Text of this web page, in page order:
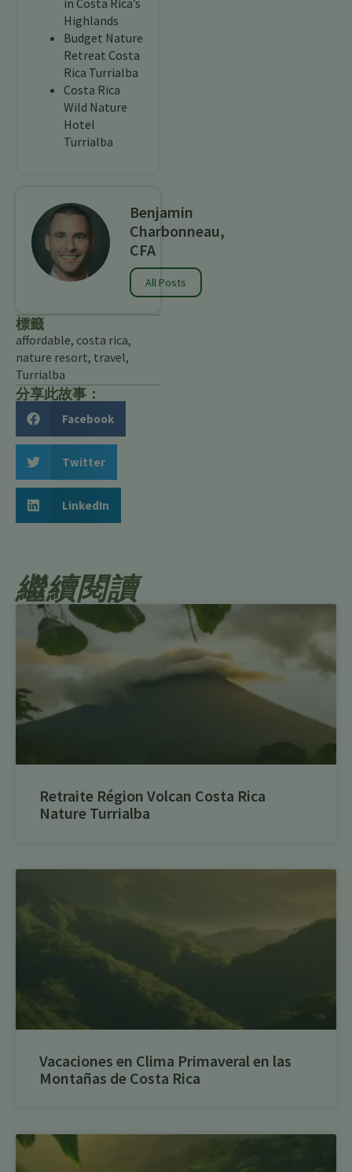
in Costa Rica’s
Highlands
Budget Nature
Retreat Costa
Rica Turrialba
Costa Rica
Wild Nature
Hotel
Turrialba
Benjamin
Charbonneau,
CFA
All Posts
標籤
affordable, costa rica,
nature resort, travel,
Turrialba
分享此故事：
Facebook
Twitter
LinkedIn
繼續閱讀
Retraite Région Volcan Costa Rica
Nature Turrialba
Vacaciones en Clima Primaveral en las
Montañas de Costa Rica